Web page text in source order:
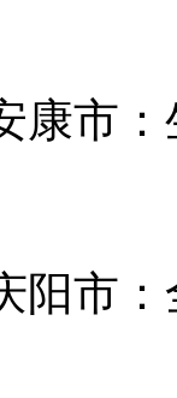
市：
市：